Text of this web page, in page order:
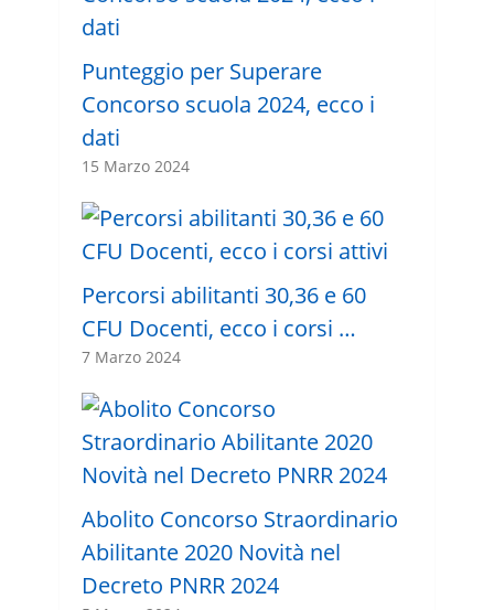
Punteggio per Superare
Concorso scuola 2024, ecco i
dati
15 Marzo 2024
Percorsi abilitanti 30,36 e 60
CFU Docenti, ecco i corsi …
7 Marzo 2024
Abolito Concorso Straordinario
Abilitante 2020 Novità nel
Decreto PNRR 2024